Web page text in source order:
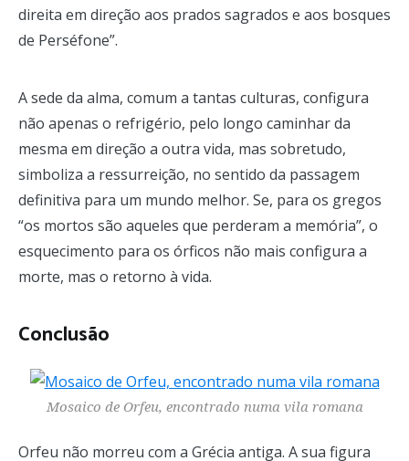
direita em direção aos prados sagrados e aos bosques
de Perséfone”.
A sede da alma, comum a tantas culturas, configura
não apenas o refrigério, pelo longo caminhar da
mesma em direção a outra vida, mas sobretudo,
simboliza a ressurreição, no sentido da passagem
definitiva para um mundo melhor. Se, para os gregos
“os mortos são aqueles que perderam a memória”, o
esquecimento para os órficos não mais configura a
morte, mas o retorno à vida.
Conclusão
Mosaico de Orfeu, encontrado numa vila romana
Orfeu não morreu com a Grécia antiga. A sua figura